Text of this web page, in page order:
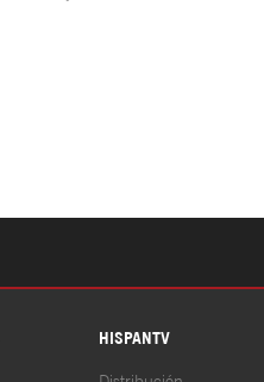
HISPANTV
Distribución